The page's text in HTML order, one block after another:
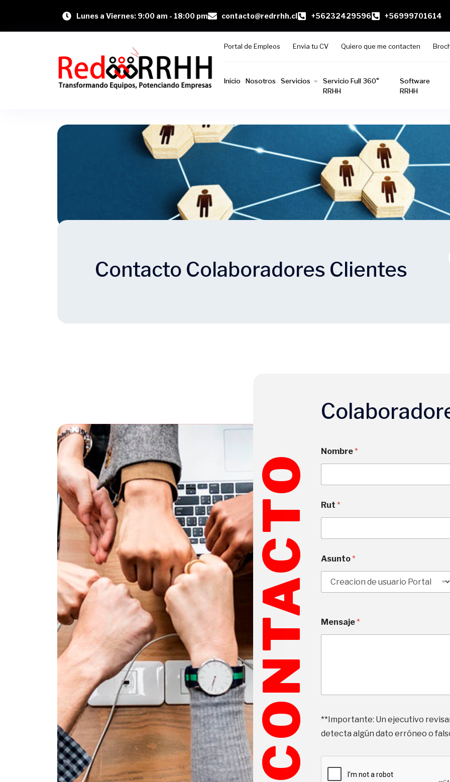
Lunes a Viernes: 9:00 am - 18:00 pm contacto@redrrhh.cl +56232429596 +56999701614
Portal de Empleos Envia tu CV Quiero que me contacten
Inicio Nosotros Servicios
Servicio Full 360°
RRHH
Software
RRHH
Contacto Colaboradores Clientes
CONTACTO Nombre*
Rut *
Asunto*
Mensaje*
e
é
o
**Importante: Un ejecutivo
detecta algún dato erróneo o